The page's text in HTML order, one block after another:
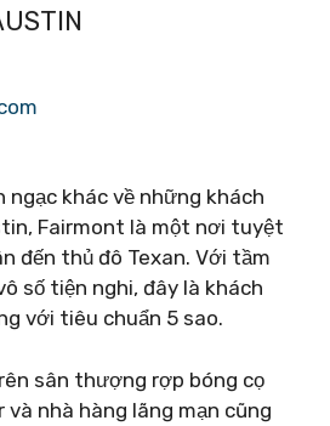
ngạc khác về những khách
Fairmont là một nơi tuyệt
đến thủ đô Texan. Với tầm
số tiện nghi, đây là khách
với tiêu chuẩn 5 sao.
sân thượng rợp bóng cọ
nhà hàng lãng mạn cũng